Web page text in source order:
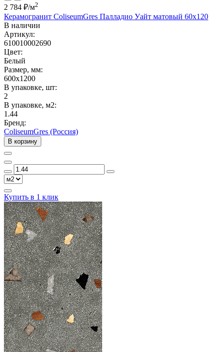
2 784 ₽/м2
Керамогранит ColiseumGres Палладио Уайт матовый 60x120
В наличии
Артикул:
610010002690
Цвет:
Белый
Размер, мм:
600x1200
В упаковке, шт:
2
В упаковке, м2:
1.44
Бренд:
ColiseumGres (Россия)
В корзину
Купить в 1 клик